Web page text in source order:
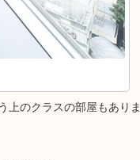
上のクラスの部屋もありま